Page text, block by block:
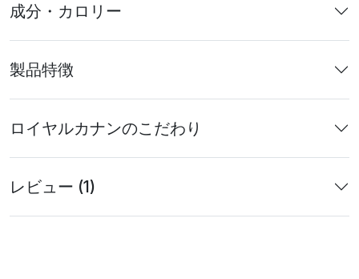
成分・カロリー
製品特徴
ロイヤルカナンのこだわり
レビュー (1)